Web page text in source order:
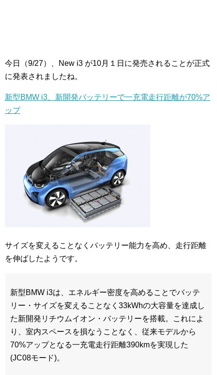
今日（9/27）、New i3 が10月１日に発売されることが正式
に発表されましたね。
新型BMW i3、新開発バッテリーで一充電走行距離が70%ア
ップ
サイズを変えることなくバッテリー能力を高め、走行距離
を伸ばしたようです。
新型BMW i3は、エネルギー密度を高めることでバッテ
リー・サイズを変えることなく33kWhの大容量を達成し
た新開発リチウムイオン・バッテリーを搭載。これによ
り、室内スペースを損なうことなく、従来モデルから
70%アップとなる一充電走行距離390kmを実現した
(JC08モード)。